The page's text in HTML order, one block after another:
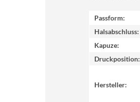
Passform:
Halsabschluss:
Kapuze:
Druckposition:
Hersteller: